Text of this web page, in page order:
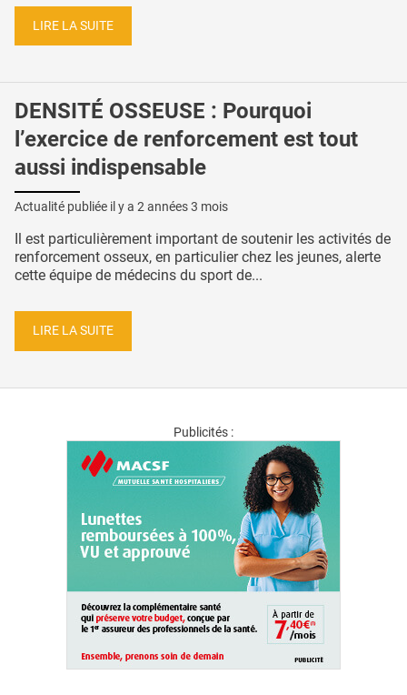
LIRE LA SUITE
DENSITÉ OSSEUSE : Pourquoi
l’exercice de renforcement est tout
aussi indispensable
Actualité publiée il y a 2 années 3 mois
Il est particulièrement important de soutenir les activités de
renforcement osseux, en particulier chez les jeunes, alerte
cette équipe de médecins du sport de...
LIRE LA SUITE
Publicités :